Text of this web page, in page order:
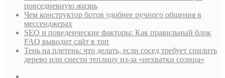
повседневную жизнь
Чем конструктор ботов удобнее ручного общения в
мессенджерах
SEO и поведенческие факторы: Как правильный блок
FAQ выводит сайт в топ
Тень на плетень: что делать, если сосед требует спилить
дерево или снести теплицу из-за «нехватки солнца»